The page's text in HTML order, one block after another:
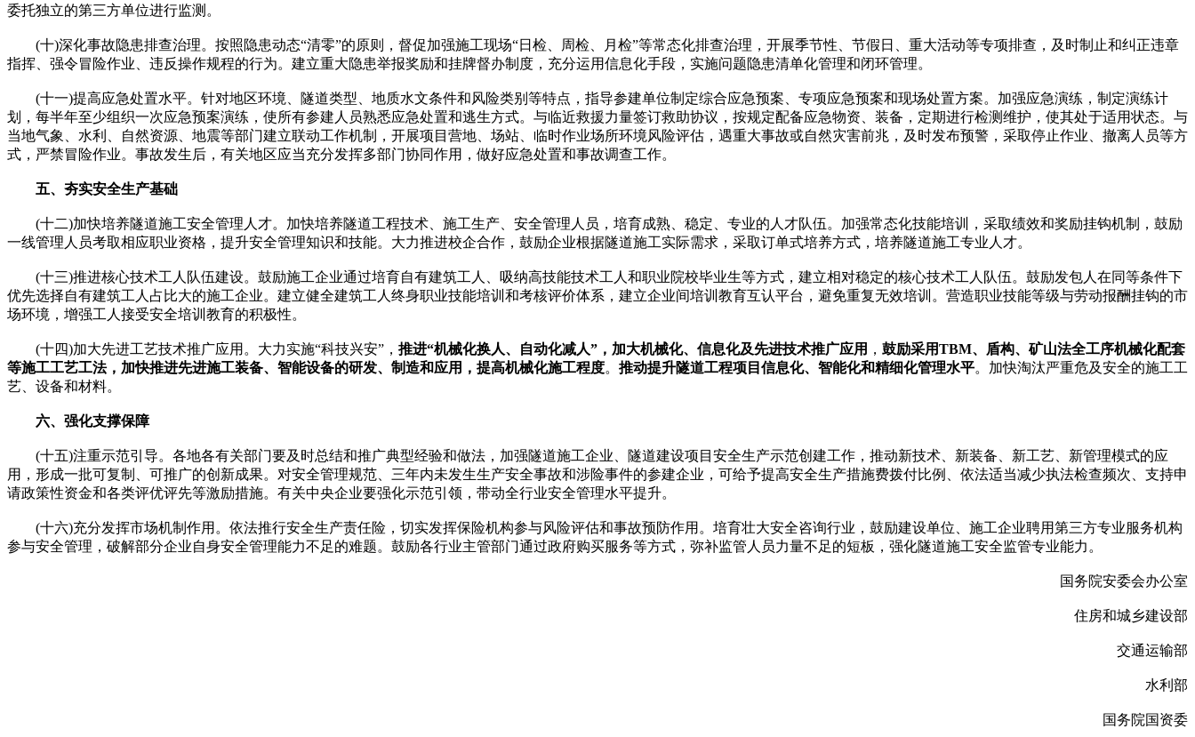
委托独立的第三方单位进行监测。
(十)深化事故隐患排查治理。按照隐患动态“清零”的原则，督促加强施工现场“日检、周检、月检”等常态化排查治理，开展季节性、节假日、重大活动等专项排查，及时制止和纠正违章
指挥、强令冒险作业、违反操作规程的行为。建立重大隐患举报奖励和挂牌督办制度，充分运用信息化手段，实施问题隐患清单化管理和闭环管理。
(十一)提高应急处置水平。针对地区环境、隧道类型、地质水文条件和风险类别等特点，指导参建单位制定综合应急预案、专项应急预案和现场处置方案。加强应急演练，制定演练计
划，每半年至少组织一次应急预案演练，使所有参建人员熟悉应急处置和逃生方式。与临近救援力量签订救助协议，按规定配备应急物资、装备，定期进行检测维护，使其处于适用状态。与
当地气象、水利、自然资源、地震等部门建立联动工作机制，开展项目营地、场站、临时作业场所环境风险评估，遇重大事故或自然灾害前兆，及时发布预警，采取停止作业、撤离人员等方
式，严禁冒险作业。事故发生后，有关地区应当充分发挥多部门协同作用，做好应急处置和事故调查工作。
五、夯实安全生产基础
(十二)加快培养隧道施工安全管理人才。加快培养隧道工程技术、施工生产、安全管理人员，培育成熟、稳定、专业的人才队伍。加强常态化技能培训，采取绩效和奖励挂钩机制，鼓励
一线管理人员考取相应职业资格，提升安全管理知识和技能。大力推进校企合作，鼓励企业根据隧道施工实际需求，采取订单式培养方式，培养隧道施工专业人才。
(十三)推进核心技术工人队伍建设。鼓励施工企业通过培育自有建筑工人、吸纳高技能技术工人和职业院校毕业生等方式，建立相对稳定的核心技术工人队伍。鼓励发包人在同等条件下
优先选择自有建筑工人占比大的施工企业。建立健全建筑工人终身职业技能培训和考核评价体系，建立企业间培训教育互认平台，避免重复无效培训。营造职业技能等级与劳动报酬挂钩的市
场环境，增强工人接受安全培训教育的积极性。
(十四)加大先进工艺技术推广应用。大力实施“科技兴安”， 推进“机械化换人、自动化减人”，加大机械化、信息化及先进技术推广应用 ， 鼓励采用TBM、盾构、矿山法全工序机械化配套
等施工工艺工法，加快推进先进施工装备、智能设备的研发、制造和应用，提高机械化施工程度。 推动提升隧道工程项目信息化、智能化和精细化管理水平。加快淘汰严重危及安全的施工工
艺、设备和材料。
六、强化支撑保障
(十五)注重示范引导。各地各有关部门要及时总结和推广典型经验和做法，加强隧道施工企业、隧道建设项目安全生产示范创建工作，推动新技术、新装备、新工艺、新管理模式的应
用，形成一批可复制、可推广的创新成果。对安全管理规范、三年内未发生生产安全事故和涉险事件的参建企业，可给予提高安全生产措施费拨付比例、依法适当减少执法检查频次、支持申
请政策性资金和各类评优评先等激励措施。有关中央企业要强化示范引领，带动全行业安全管理水平提升。
(十六)充分发挥市场机制作用。依法推行安全生产责任险，切实发挥保险机构参与风险评估和事故预防作用。培育壮大安全咨询行业，鼓励建设单位、施工企业聘用第三方专业服务机构
参与安全管理，破解部分企业自身安全管理能力不足的难题。鼓励各行业主管部门通过政府购买服务等方式，弥补监管人员力量不足的短板，强化隧道施工安全监管专业能力。
国务院安委会办公室
住房和城乡建设部
交通运输部
水利部
国务院国资委